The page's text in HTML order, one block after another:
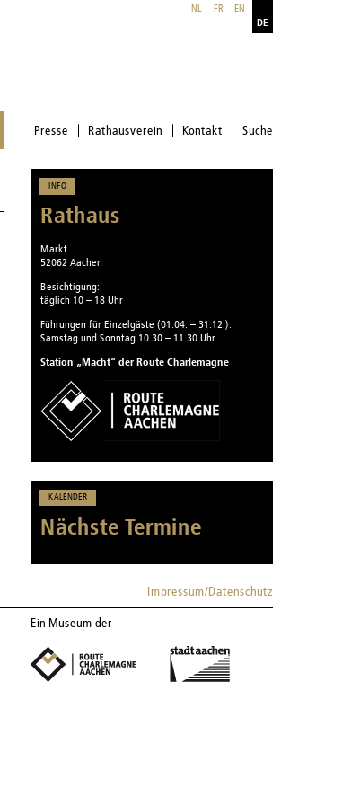
NL FR
EN
DE
Presse Rathausverein Kontakt Suche
INFO
Rathaus
Markt
52062 Aachen
Besichtigung:
täglich 10 – 18 Uhr
Führungen für Einzelgäste (01.04. – 31.12.):
Samstag und Sonntag 10.30 – 11.30 Uhr
Station „Macht“ der Route Charlemagne
KALENDER
Nächste Termine
Impressum/Datenschutz
Ein Museum der